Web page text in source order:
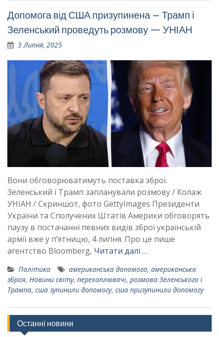
Допомога від США призупинена – Трамп і
Зеленський проведуть розмову — УНІАН
3 Липня, 2025
Вони обговорюватимуть поставка зброї.
Зеленський і Трамп запланували розмову / Колаж
УНІАН / Скриншот, фото GettyImages Президенти
України та Сполучених Штатів Америки обговорять
паузу в постачанні певних видів зброї українській
армії вже у п’ятницю, 4 липня. Про це пише
агентство Bloomberg, Читати далі …
Політика американська допомога, американська
зброя, Новини світу, перехоплювачі, розмова Зеленського і
Трампа, сша зупинили допомогу, сша призупинили допомогу
Останні новини